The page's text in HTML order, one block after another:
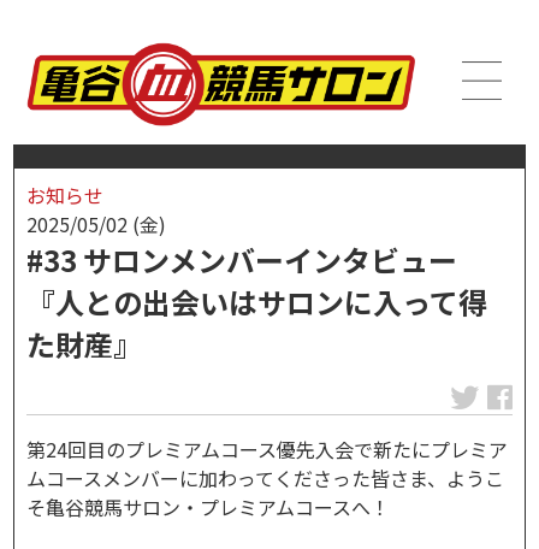
お知らせ
2025/05/02 (金)
#33 サロンメンバーインタビュー
『人との出会いはサロンに入って得
た財産』
第24回目のプレミアムコース優先入会で新たにプレミア
ムコースメンバーに加わってくださった皆さま、ようこ
そ亀谷競馬サロン・プレミアムコースへ！